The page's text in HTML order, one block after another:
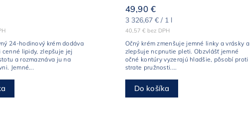
24-hodinový krém dodáva
lipidy, zlepšuje jej
a rozmaznáva ju na
Jemné...
40,57 € bez DPH
49,90 €
3 326,67 € / 1 l
Do košíka
Očný krém zmenšuje jemné linky a vrásky a
zlepšuje napnutie pleti. Obzvlášť jemné
očné kontúry vyzerajú hladšie, pôsobí proti
strate pružnosti....